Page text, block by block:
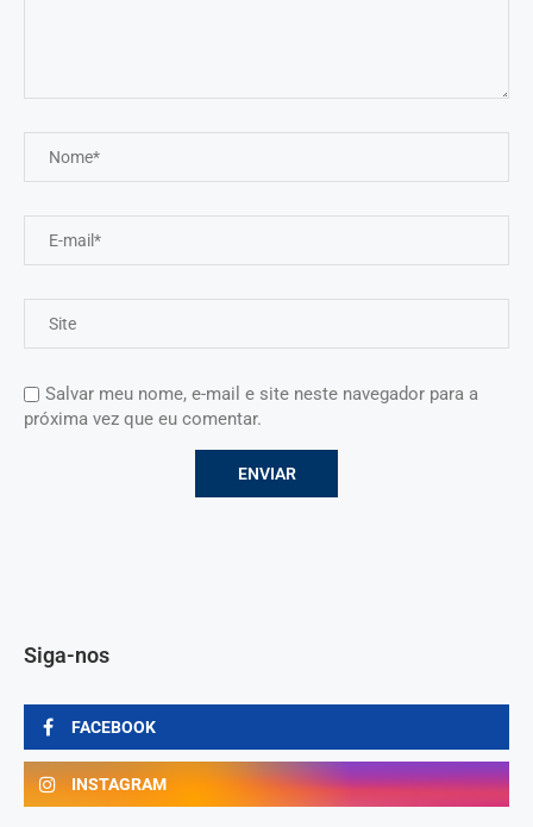
Salvar meu nome, e-mail e site neste navegador para a
próxima vez que eu comentar.
Siga-nos
FACEBOOK
INSTAGRAM